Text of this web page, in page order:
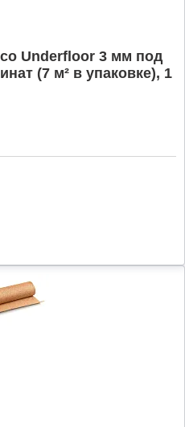
Underfloor 3 мм под
(7 м² в упаковке), 1